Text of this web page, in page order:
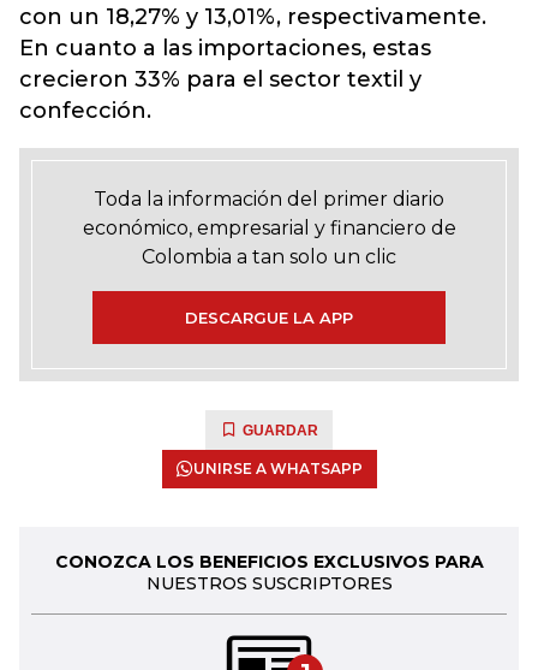
con un 18,27% y 13,01%, respectivamente.
En cuanto a las importaciones, estas
crecieron 33% para el sector textil y
confección.
Toda la información del primer diario
económico, empresarial y financiero de
Colombia a tan solo un clic
DESCARGUE LA APP
GUARDAR
UNIRSE A WHATSAPP
CONOZCA LOS BENEFICIOS EXCLUSIVOS PARA
NUESTROS SUSCRIPTORES